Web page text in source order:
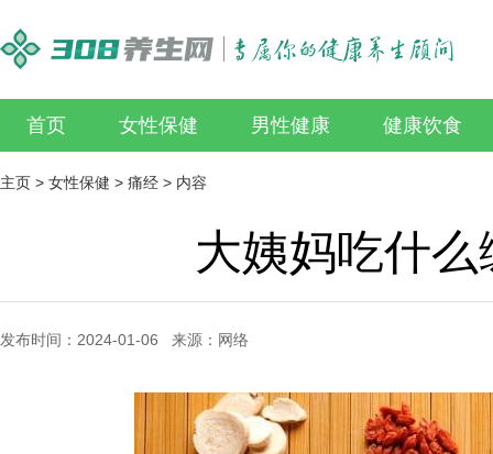
首页 女性保健 男性健康 健康饮食
主页 > 女性保健 > 痛经 > 内容
大姨妈吃什
发布时间：2024-01-06 来源：网络